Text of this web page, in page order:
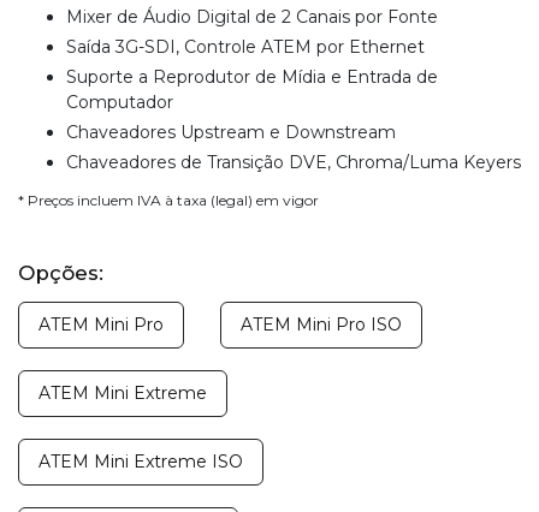
Mixer de Áudio Digital de 2 Canais por Fonte
Saída 3G-SDI, Controle ATEM por Ethernet
Suporte a Reprodutor de Mídia e Entrada de
Computador
Chaveadores Upstream e Downstream
Chaveadores de Transição DVE, Chroma/Luma Keyers
* Preços incluem IVA à taxa (legal) em vigor
Opções:
ATEM Mini Pro ATEM Mini Pro ISO
ATEM Mini Extreme
ATEM Mini Extreme ISO